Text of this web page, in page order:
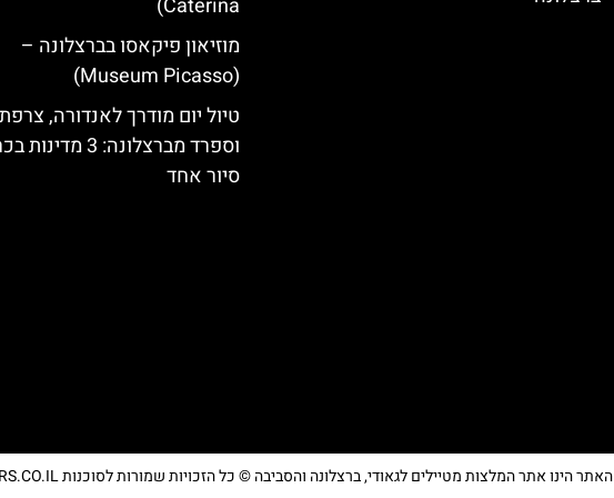
Caterina)
מוזיאון פיקאסו בברצלונה –
(Museum Picasso)
טיול יום מודרך לאנדורה, צרפת
וספרד מברצלונה: 3
סיור אחד
האתר הינו אתר המלצות מטיילים לגאודי, ברצלונה והסביבה © כל הזכויות שמורות לסוכנות TRAVELERS.CO.IL